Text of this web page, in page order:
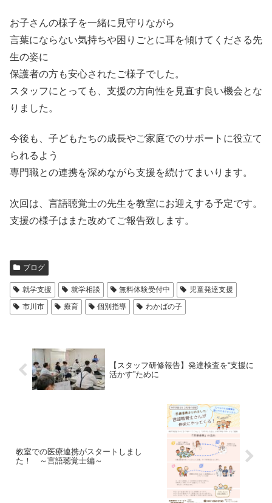
お子さんの様子を一緒に見守りながら
言葉にならない気持ちや困りごとに耳を傾けてくださる先
生の姿に
保護者の方も安心されたご様子でした。
スタッフにとっても、支援の方向性を見直す良い機会とな
りました。
今後も、子どもたちの成長やご家庭でのサポートに役立て
られるよう
専門職との連携を深めながら支援を続けてまいります。
次回は、言語聴覚士の先生を教室にお迎えする予定です。
支援の様子はまた改めてご報告致します。
ブログ
就学支援 就学相談 無料体験受付中
児童発達支援
市川市
療育 個別指導 わかばの子
【スタッフ研修報告】発達検査を“支援に
活かす”ために
教室での医療連携がスタートしまし
た！ ～言語聴覚士編～